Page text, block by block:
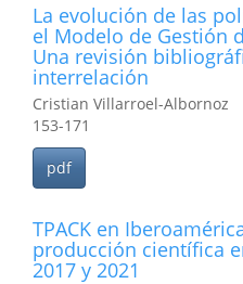
La evolución de las
el Modelo de Gestión
Una revisión
interrelación
Cristian Villarroel-Albornoz
153-171
pdf
TPACK en
producción científica
2017 y 2021